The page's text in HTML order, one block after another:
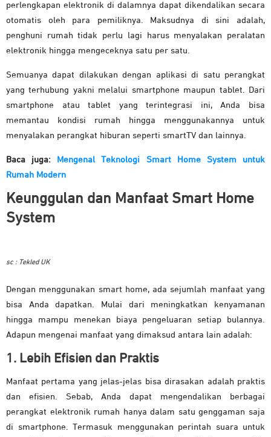
perlengkapan elektronik di dalamnya dapat dikendalikan secara
otomatis oleh para pemiliknya. Maksudnya di sini adalah,
penghuni rumah tidak perlu lagi harus menyalakan peralatan
elektronik hingga mengeceknya satu per satu.
Semuanya dapat dilakukan dengan aplikasi di satu perangkat
yang terhubung yakni melalui smartphone maupun tablet. Dari
smartphone atau tablet yang terintegrasi ini, Anda bisa
memantau kondisi rumah hingga menggunakannya untuk
menyalakan perangkat hiburan seperti smartTV dan lainnya.
Baca juga:
Mengenal Teknologi Smart Home System untuk
Rumah Modern
Keunggulan dan Manfaat Smart Home
System
sc : Tekled UK
Dengan menggunakan smart home, ada sejumlah manfaat yang
bisa Anda dapatkan. Mulai dari meningkatkan kenyamanan
hingga mampu menekan biaya pengeluaran setiap bulannya.
Adapun mengenai manfaat yang dimaksud antara lain adalah:
1. Lebih Efisien dan Praktis
Manfaat pertama yang jelas-jelas bisa dirasakan adalah praktis
dan efisien. Sebab, Anda dapat mengendalikan berbagai
perangkat elektronik rumah hanya dalam satu genggaman saja
di smartphone. Termasuk menggunakan perintah suara untuk